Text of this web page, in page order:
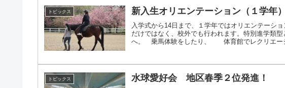
トピックス 新入生オリエンテーション（１学年）
入学式から14日まで、１学年ではオリエンテー
だけではなく、校外でも行われます。特別進学類
へ。 乗馬体験をしたり、 体育館でレクリエー
トピックス 水球愛好会 地区春季２位発進！